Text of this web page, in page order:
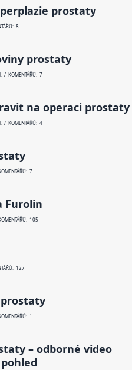
prostaty
8
prostaty
/ KOMENTÁŘŮ: 7
na operaci prostaty
/ KOMENTÁŘŮ: 4
7
Furolin
105
127
1
– odborné video